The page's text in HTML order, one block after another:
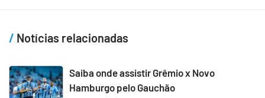
Notícias relacionadas
Saiba onde assistir Grêmio x Novo
Hamburgo pelo Gauchão